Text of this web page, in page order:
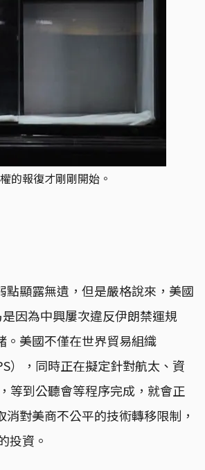
的報復才剛剛開始。
顯露無遺，但是嚴格說來，美國
因為中興屢次違反伊朗禁運規
。美國不僅在世界貿易組織
），同時正在擬定針對航太、資
等到公聽會等程序完成，就會正
對美商不公平的技術轉移限制，
投資。